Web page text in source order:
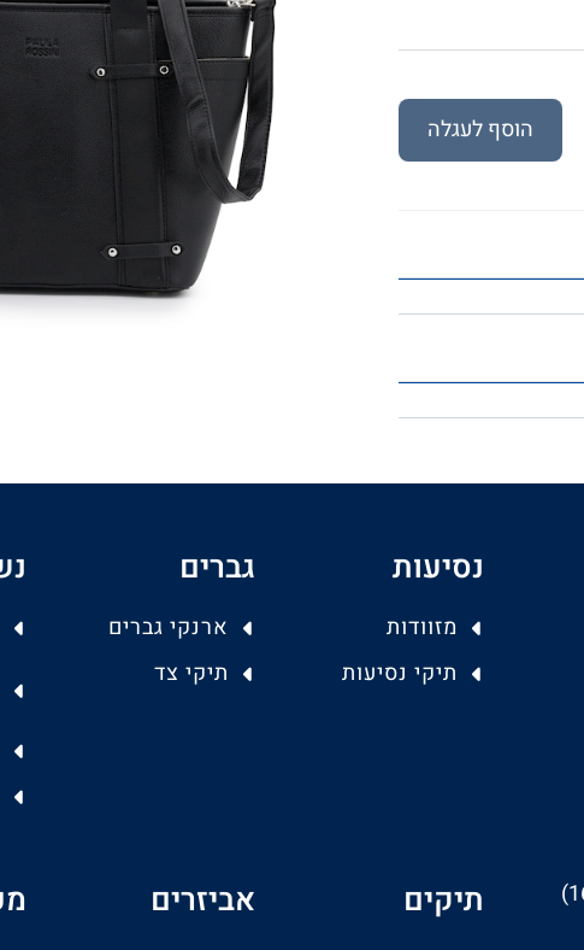
הוסף לעגלה
נסיעות
מזוודות
תיקי נסיעות
גברים
ארנקי גברים
תיקי צד
תיקים אביזרים